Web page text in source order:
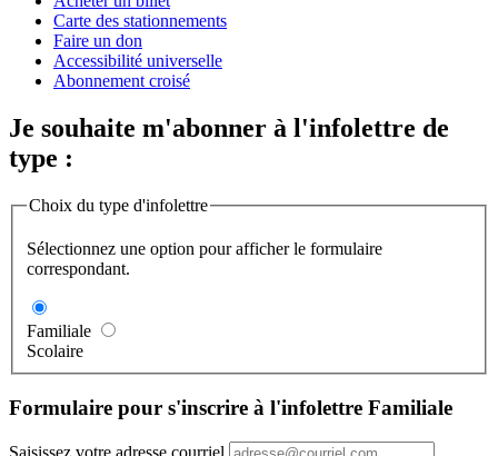
Carte des stationnements
Faire un don
Accessibilité universelle
Abonnement croisé
Je souhaite m'abonner à l'infolettre de
type :
Choix du type d'infolettre
Sélectionnez une option pour afficher le formulaire
correspondant.
Familiale
Scolaire
Formulaire pour s'inscrire à l'infolettre Familiale
Saisissez votre adresse courriel